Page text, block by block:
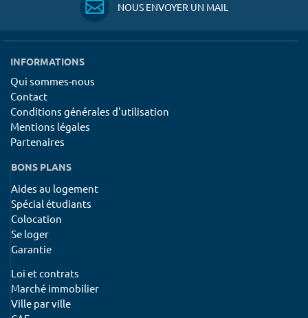
NOUS ENVOYER UN MAIL
INFORMATIONS
Qui sommes-nous
Contact
Conditions générales d'utilisation
Mentions légales
Partenaires
BONS PLANS
Aides au logement
Spécial étudiants
Colocation
Se loger
Garantie
Loi et contrats
Marché immobilier
Ville par ville